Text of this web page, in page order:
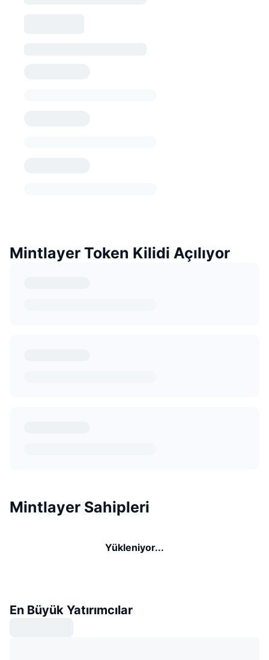
Mintlayer Token Kilidi Açılıyor
Mintlayer Sahipleri
Yükleniyor...
En Büyük Yatırımcılar